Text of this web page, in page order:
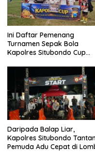
Ini Daftar Pemenang
Turnamen Sepak Bola
Kapolres Situbondo Cup
10 Tahun
Daripada Balap Liar,
Kapolres Situbondo
Pemuda Adu Cepat di